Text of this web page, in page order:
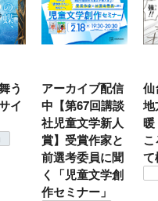
う
イ
アーカイブ配信
中【第67回講談
社児童文学新人
賞】受賞作家と
前選考委員に聞
く「児童文学創
作セミナー」
仙
地
て